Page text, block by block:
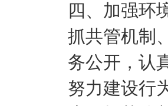
四、加强环
抓共管机制
务公开，认
努力建设行